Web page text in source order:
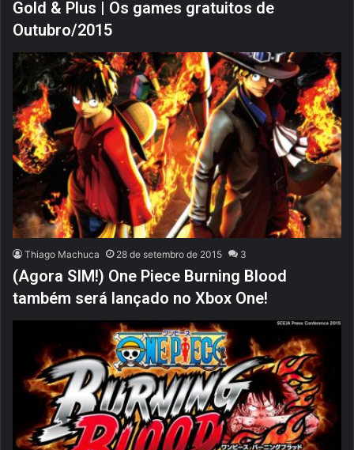
Gold & Plus | Os games gratuitos de
Outubro/2015
Thiago Machuca 28 de setembro de 2015 3
(Agora SIM!) One Piece Burning Blood
também será lançado no Xbox One!